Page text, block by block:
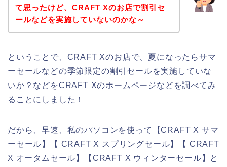
て思ったけど、CRAFT Xのお店で割引セ
ールなどを実施していないのかな～
ということで、CRAFT Xのお店で、夏になったらサマ
ーセールなどの季節限定の割引セールを実施していな
いか？などをCRAFT Xのホームページなどを調べてみ
ることにしました！
だから、早速、私のパソコンを使って【CRAFT X サマ
ーセール】【 CRAFT X スプリングセール】【 CRAFT
X オータムセール】【CRAFT X ウィンターセール】と